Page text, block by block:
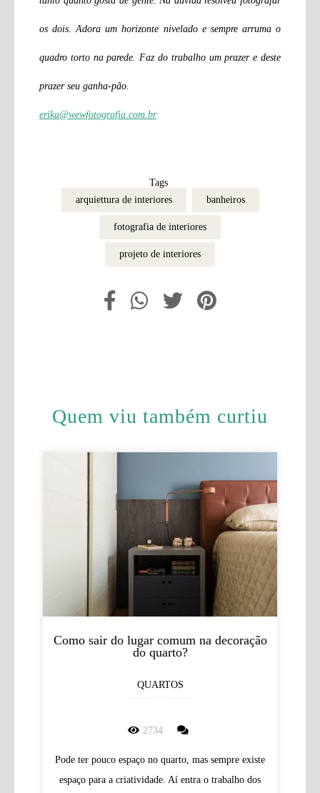
os dois. Adora um horizonte nivelado e sempre arruma o
quadro torto na parede. Faz do trabalho um prazer e deste
prazer seu ganha-pão.
erika@wewfotografia.com.br
Tags
arquiettura de interiores
banheiros
fotografia de interiores
projeto de interiores
Quem viu também curtiu
Como sair do lugar comum na decoração
do quarto?
QUARTOS
2734
Pode ter pouco espaço no quarto, mas sempre existe
espaço para a criatividade. Aí entra o trabalho dos